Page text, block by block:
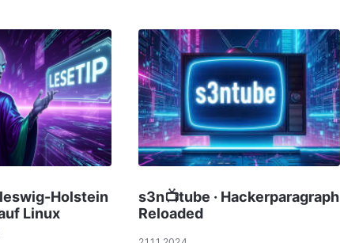
Holstein
Linux
s3n📺tube · Hackerparagraph
Reloaded